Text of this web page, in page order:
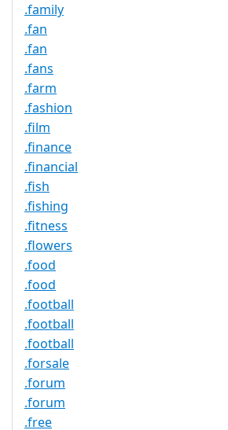
.family
.fan
.fan
.fans
.farm
.fashion
.film
.finance
.financial
.fish
.fishing
.fitness
.flowers
.food
.food
.football
.football
.football
.forsale
.forum
.forum
.free